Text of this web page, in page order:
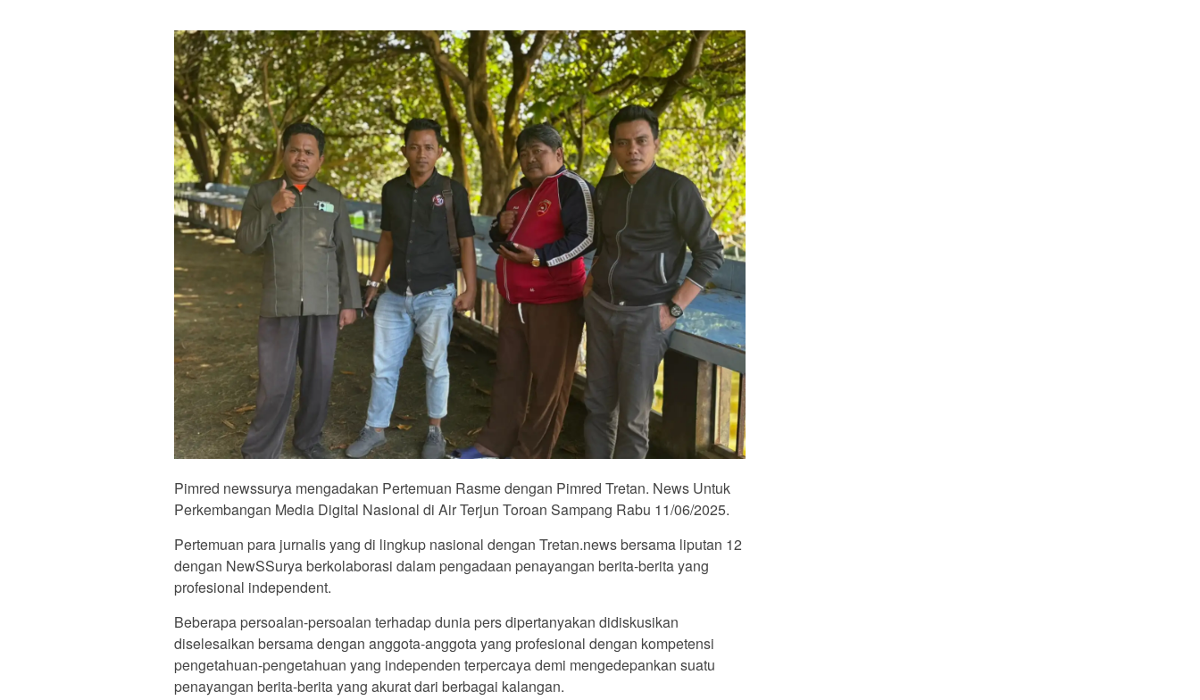
Pimred newssurya mengadakan Pertemuan Rasme dengan Pimred Tretan. News Untuk
Perkembangan Media Digital Nasional di Air Terjun Toroan Sampang Rabu 11/06/2025.
Pertemuan para jurnalis yang di lingkup nasional dengan Tretan.news bersama liputan 12
dengan NewSSurya berkolaborasi dalam pengadaan penayangan berita-berita yang
profesional independent.
Beberapa persoalan-persoalan terhadap dunia pers dipertanyakan didiskusikan
diselesaikan bersama dengan anggota-anggota yang profesional dengan kompetensi
pengetahuan-pengetahuan yang independen terpercaya demi mengedepankan suatu
penayangan berita-berita yang akurat dari berbagai kalangan.